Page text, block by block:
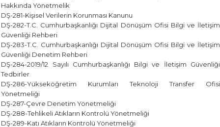
Hakkında Yönetmelik
DŞ-281-Kişisel Verilerin Korunması Kanunu
DŞ-282-T.C. Cumhurbaşkanlığı Dijital Dönüşüm Ofisi Bilgi ve İletişim
Güvenliği Rehberi
DŞ-283-T.C. Cumhurbaşkanlığı Dijital Dönüşüm Ofisi Bilgi ve İletişim
Güvenliği Denetim Rehberi
DŞ-284-2019/12 Sayılı Cumhurbaşkanlığı Bilgi ve İletişim Güvenliği
Tedbirler
DŞ-286-Yükseköğretim Kurumları Teknoloji Transfer Ofisi
Yönetmeliği
DŞ-287-Çevre Denetim Yönetmeliği
DŞ-288-Tehlikeli Atıkların Kontrolü Yönetmeliği
DŞ-289-Katı Atıkların Kontrolü Yönetmeliği